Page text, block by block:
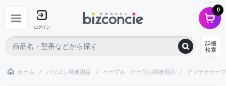
ログイン
0
詳細
検索
ホーム パソコン関連用品 ケーブル・ケーブル関連用品 アンテナケー